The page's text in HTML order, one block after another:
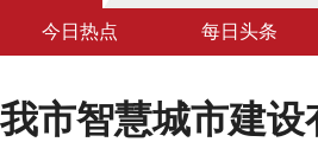
今日热点 每日头条
我市智慧城市建设